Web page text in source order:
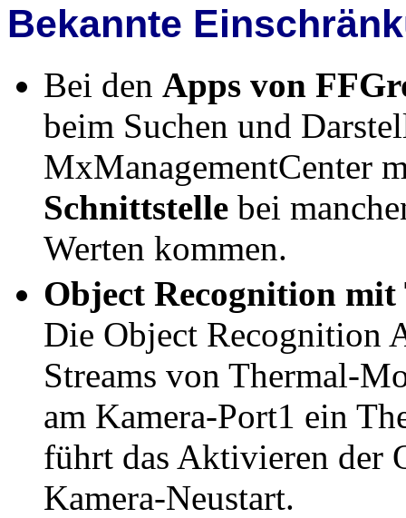
Bekannte
Bei den Apps von
beim Suchen und
MxManagementCenter
Schnittstelle bei
Werten kommen.
Object Recognition
Die Object Recognition
Streams von Thermal-
am Kamera-Port1 ein
führt das Aktivieren der
Kamera-Neustart.